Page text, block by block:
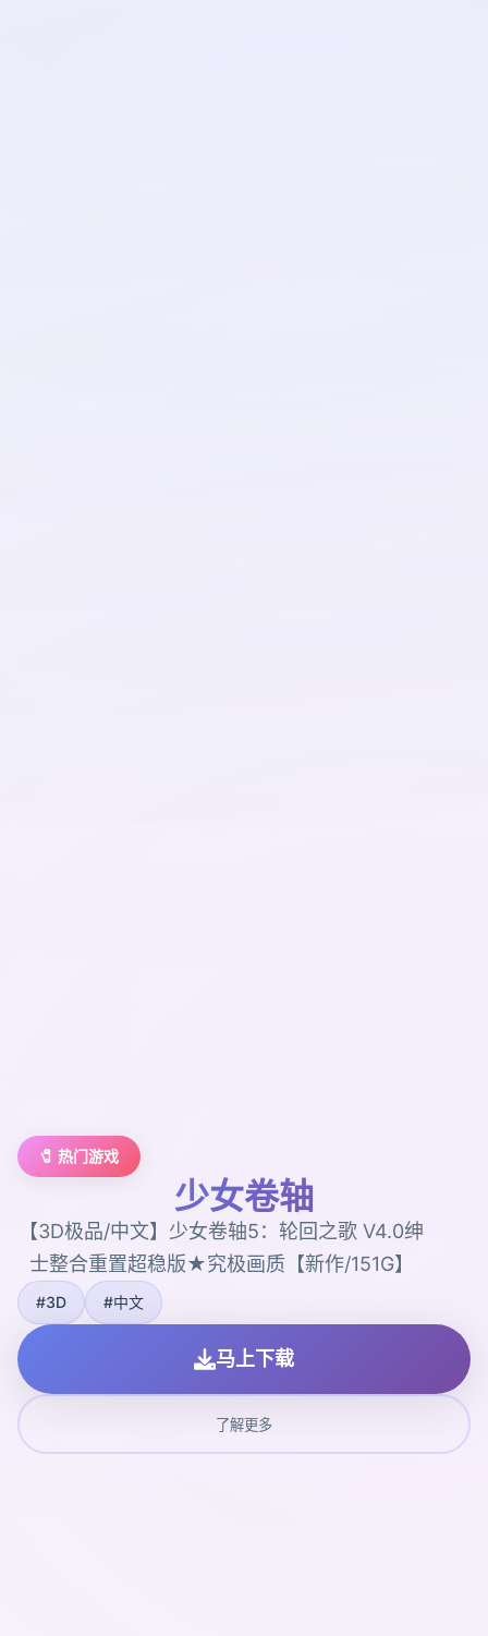
🧷 热门游戏
少女卷轴
【3D极品/中文】少女卷轴5：轮回之歌 V4.0绅
士整合重置超稳版★究极画质【新作/151G】
#3D #中文
马上下载
了解更多